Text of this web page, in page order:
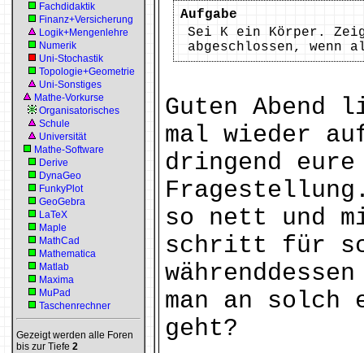
Fachdidaktik
Finanz+Versicherung
Logik+Mengenlehre
Numerik
Uni-Stochastik
Topologie+Geometrie
Uni-Sonstiges
Mathe-Vorkurse
Organisatorisches
Schule
Universität
Mathe-Software
Derive
DynaGeo
FunkyPlot
GeoGebra
LaTeX
Maple
MathCad
Mathematica
Matlab
Maxima
MuPad
Taschenrechner
Gezeigt werden alle Foren
bis zur Tiefe 2
Aufgabe
Sei K ein Körper.
abgeschlossen, wenn
Guten Abend
mal wieder
dringend
so nett und
schritt für
man an
geht?